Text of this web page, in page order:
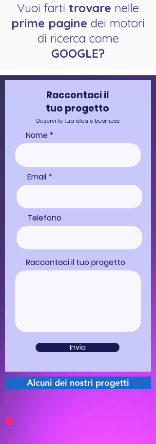
Vuoi farti trovare nelle
prime pagine dei motori
di ricerca come
GOOGLE?
Raccontaci il
tuo progetto
Descrvi la tua idea o business
Nome
Email
Telefono
Raccontaci il tuo progetto
Invia
Alcuni dei nostri progetti